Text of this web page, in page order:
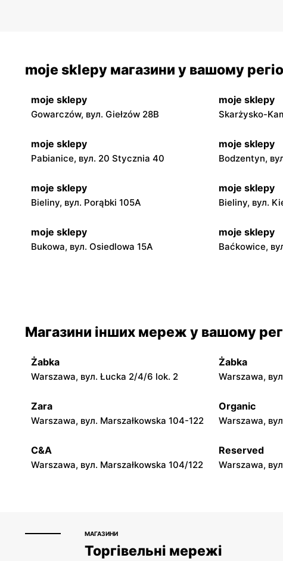
moje sklepy магазини у вашому
moje sklepy
Gowarczów, вул. Giełzów 28B
moje sklepy
Skarżysko-
moje sklepy
Pabianice, вул. 20 Stycznia 40
moje sklepy
Bodzentyn,
moje sklepy
Bieliny, вул. Porąbki 105A
moje sklepy
Bieliny, вул.
moje sklepy
Bukowa, вул. Osiedlowa 15A
moje sklepy
Baćkowice,
Jadachy, вул. Jadachy 111 Jeżowe, вул.
moje sklepy
Górki, вул. Górki 71
moje sklepy
Gumniska,
moje sklepy
Hyżne, вул. Hyżne 100
moje sklepy
Jarosław, вул.
Магазини інших мереж у вашому
Żabka
Warszawa, вул. Łucka 2/4/6 lok. 2
Żabka
Warszawa,
Zara
Warszawa, вул. Marszałkowska 104-122
Organic
Warszawa,
C&A
Warszawa, вул. Marszałkowska 104/122
Reserved
Warszawa,
МАГАЗИНИ
Торгівельні мережі